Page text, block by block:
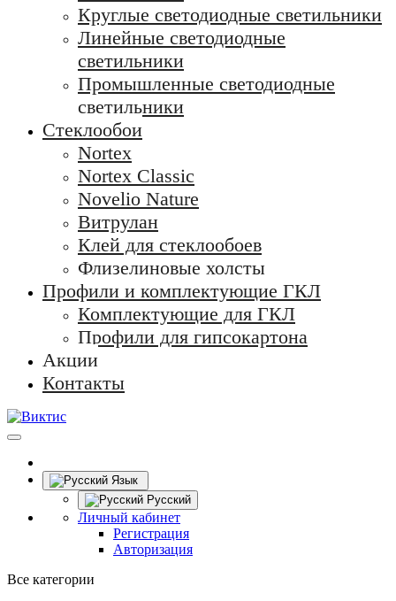
Круглые светодиодные светильники
Линейные светодиодные
светильники
Промышленные светодиодные
светильники
Стеклообои
Nortex
Nortex Classic
Novelio Nature
Витрулан
Клей для стеклообоев
Флизелиновые холсты
Профили и комплектующие ГКЛ
Комплектующие для ГКЛ
Профили для гипсокартона
Акции
Контакты
Язык
Русский
Личный кабинет
Регистрация
Авторизация
Все категории